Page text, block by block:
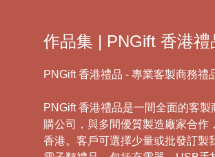
作品集 | PNGift 香港禮
PNGift 香港禮品 - 專業客製商務禮
PNGift 香港禮品是一間全面的客製
購公司，與多間優質製造廠家合作
香港。客戶可選擇少量或批發訂製